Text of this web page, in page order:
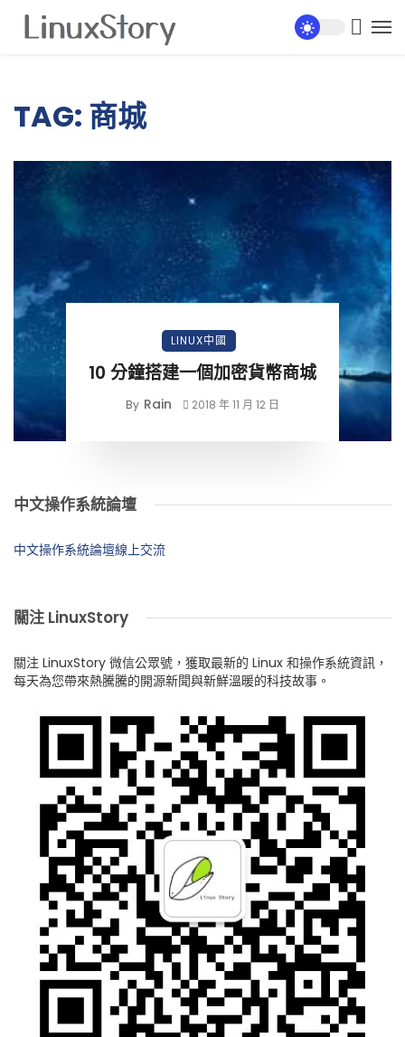
TAG: 商城
LINUX中國
10 分鐘搭建一個加密貨幣商城
By Rain 2018 年 11 月 12 日
中文操作系統論壇
中文操作系統論壇線上交流
關注 LinuxStory
關注 LinuxStory 微信公眾號，獲取最新的 Linux 和操作系統資訊，
每天為您帶來熱騰騰的開源新聞與新鮮溫暖的科技故事。